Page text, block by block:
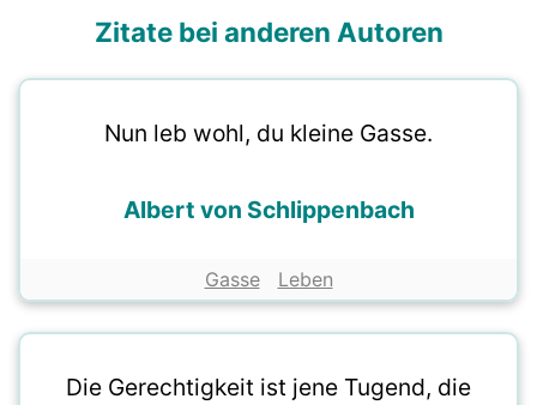
Zitate bei anderen Autoren
Nun leb wohl, du kleine Gasse.
Albert von Schlippenbach
Gasse Leben
Die Gerechtigkeit ist jene Tugend, die